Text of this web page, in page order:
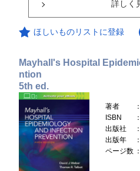
詳しく
ほしいものリストに登録
Mayhall's Hospital
ntion
5th ed.
著者
ISBN
出版社
出版年
ページ数